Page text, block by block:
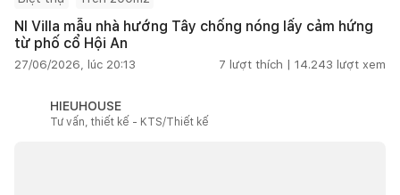
NI Villa mẫu nhà hướng Tây chống nóng lấy cảm hứng
từ phố cổ Hội An
27/06/2026, lúc 20:13 7 lượt thích | 14.243 lượt xem
HIEUHOUSE
Tư vấn, thiết kế - KTS/Thiết kế